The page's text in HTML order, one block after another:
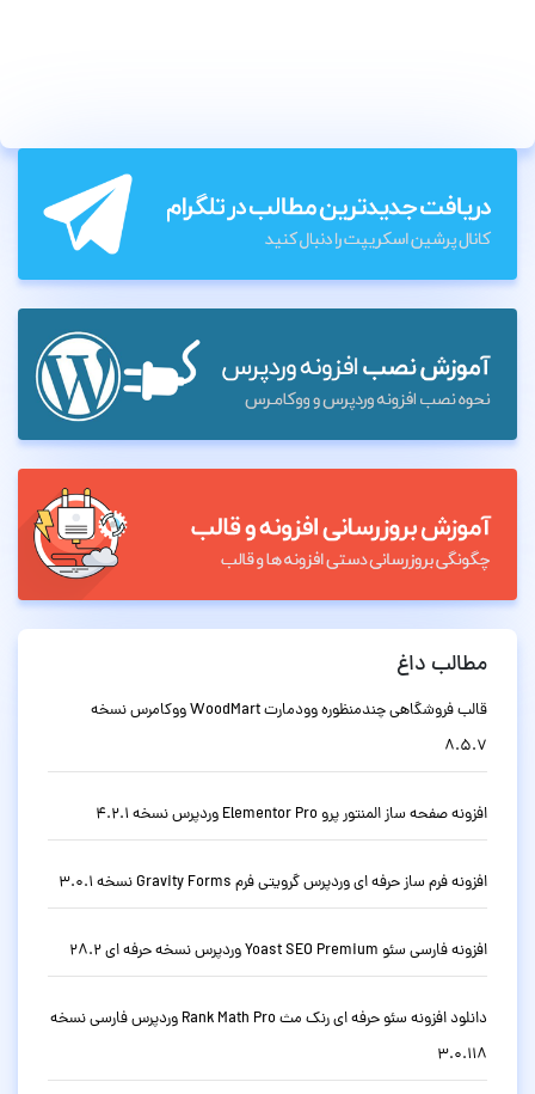
مطالب داغ
قالب فروشگاهی چندمنظوره وودمارت WoodMart ووکامرس نسخه
8.5.7
افزونه صفحه ساز المنتور پرو Elementor Pro وردپرس نسخه 4.2.1
افزونه فرم ساز حرفه ای وردپرس گرویتی فرم Gravity Forms نسخه 3.0.1
افزونه فارسی سئو Yoast SEO Premium وردپرس نسخه حرفه ای 28.2
دانلود افزونه سئو حرفه ای رنک مث Rank Math Pro وردپرس فارسی نسخه
3.0.118